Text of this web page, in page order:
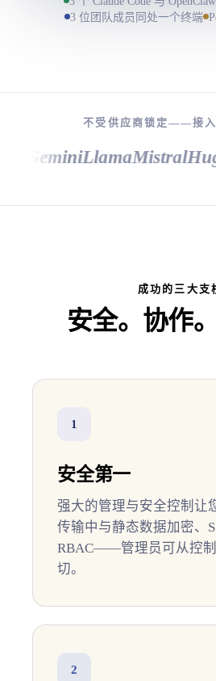
3 位团队成员同处一个终端
不受供应商锁定——接入
GeminiLlamaMistral
成功的三大支
安全。协作
1
安全第一
强大的管理与安全控制让
传输中与静态数据加密、
RBAC——管理员可从控
切。
2